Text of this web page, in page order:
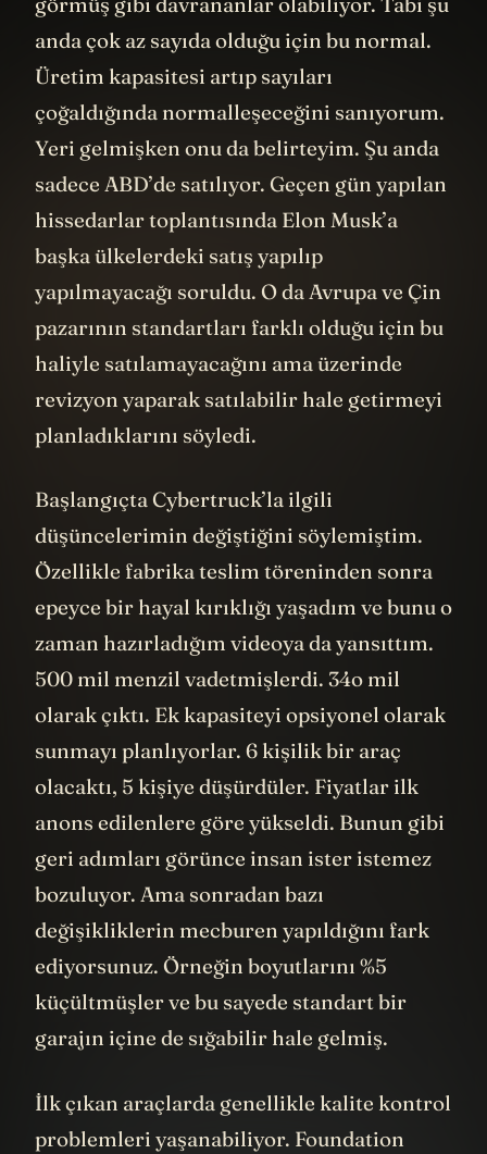
anda çok az sayıda olduğu için bu normal.
Üretim kapasitesi artıp sayıları
çoğaldığında normalleşeceğini sanıyorum.
Yeri gelmişken onu da belirteyim. Şu anda
sadece ABD’de satılıyor. Geçen gün yapılan
hissedarlar toplantısında Elon Musk’a
başka ülkelerdeki satış yapılıp
yapılmayacağı soruldu. O da Avrupa ve Çin
pazarının standartları farklı olduğu için bu
haliyle satılamayacağını ama üzerinde
revizyon yaparak satılabilir hale getirmeyi
planladıklarını söyledi.
Başlangıçta Cybertruck’la ilgili
düşüncelerimin değiştiğini söylemiştim.
Özellikle fabrika teslim töreninden sonra
epeyce bir hayal kırıklığı yaşadım ve bunu o
zaman hazırladığım videoya da yansıttım.
500 mil menzil vadetmişlerdi. 34o mil
olarak çıktı. Ek kapasiteyi opsiyonel olarak
sunmayı planlıyorlar. 6 kişilik bir araç
olacaktı, 5 kişiye düşürdüler. Fiyatlar ilk
anons edilenlere göre yükseldi. Bunun gibi
geri adımları görünce insan ister istemez
bozuluyor. Ama sonradan bazı
değişikliklerin mecburen yapıldığını fark
ediyorsunuz. Örneğin boyutlarını %5
küçültmüşler ve bu sayede standart bir
garajın içine de sığabilir hale gelmiş.
İlk çıkan araçlarda genellikle kalite kontrol
problemleri yaşanabiliyor. Foundation